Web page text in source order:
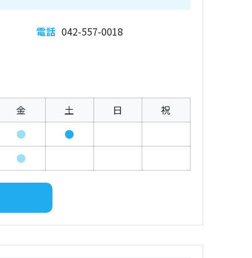
電話 042-557-0018
金 土 日 祝
● ●
●